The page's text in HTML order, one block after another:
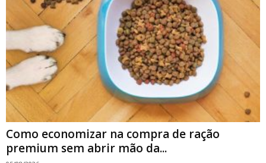
Como economizar na compra de ração
premium sem abrir mão da...